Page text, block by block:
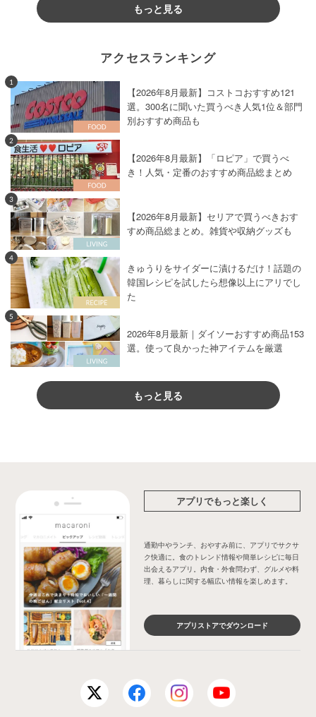
もっと見る
アクセスランキング
1
【2026年8月最新】コストコおすすめ121
選。300名に聞いた買うべき人気1位＆部門
別おすすめ商品も
2
【2026年8月最新】「ロピア」で買うべ
き！人気・定番のおすすめ商品総まとめ
3
【2026年8月最新】セリアで買うべきおす
すめ商品総まとめ。雑貨や収納グッズも
4
きゅうりをサイダーに漬けるだけ！話題の
韓国レシピを試したら想像以上にアリでし
た
5
2026年8月最新｜ダイソーおすすめ商品153
選。使って良かった神アイテムを厳選
もっと見る
アプリでもっと楽しく
通勤中やランチ、おやすみ前に、アプリでサクサ
ク快適に。食のトレンド情報や簡単レシピに毎日
出会えるアプリ。内食・外食問わず、グルメや料
理、暮らしに関する幅広い情報を楽しめます。
アプリストアでダウンロード